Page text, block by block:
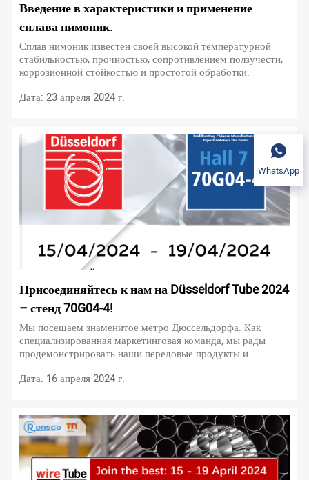
Введение в характеристики и применение
сплава нимоник.
Сплав нимоник известен своей высокой температурной
стабильностью, прочностью, сопротивлением ползучести,
коррозионной стойкостью и простотой обработки.
Дата: 23 апреля 2024 г.
Присоединяйтесь к нам на Düsseldorf Tube 2024
– стенд 70G04-4!
Мы посещаем знаменитое метро Дюссельдорфа. Как
специализированная маркетинговая команда, мы рады
продемонстрировать наши передовые продукты и
Дата: 16 апреля 2024 г.
WhatsApp